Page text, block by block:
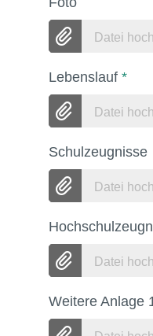
Datei
Lebenslauf *
Datei
Schulzeugnisse
Datei
Datei
Weitere Anlage